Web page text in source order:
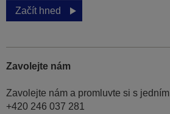
Začít hned
Zavolejte nám
Zavolejte nám a promluvte si s
+420 246 037 281